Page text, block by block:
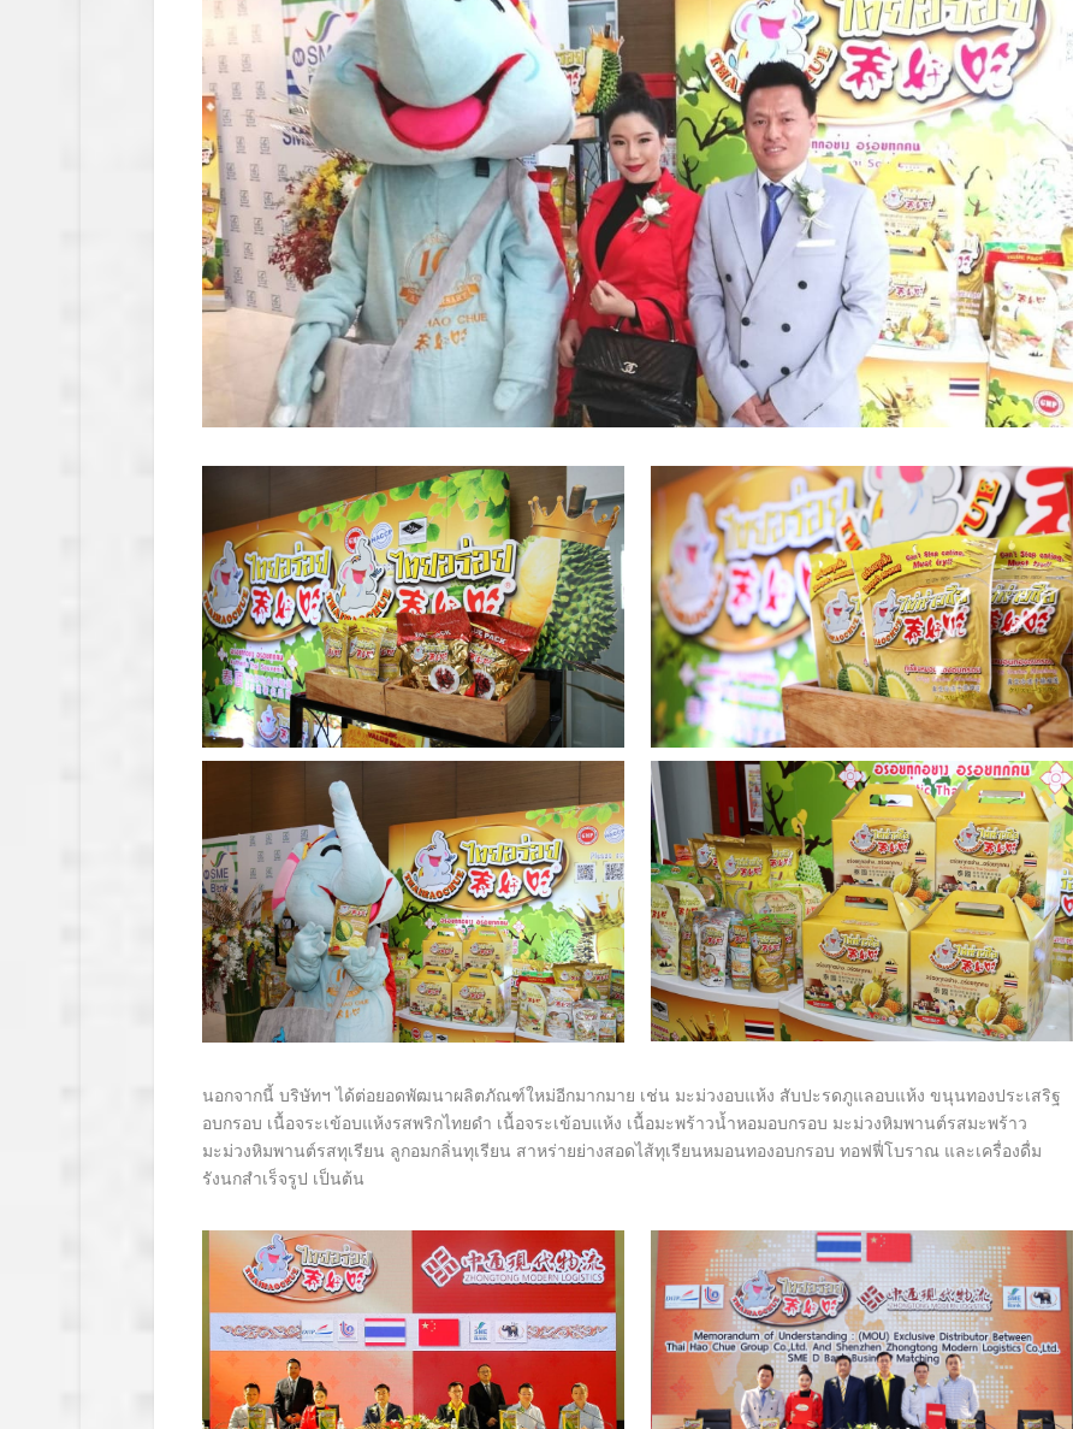
นอกจากนี้ บริษัทฯ ได้ต่อยอดพัฒนาผลิตภัณฑ์ใหม่อีกมากมาย เช่น มะม่วงอบแห้ง สับปะรดภูแลอบแห้ง ขนุนทองประเสริฐ
อบกรอบ เนื้อจระเข้อบแห้งรสพริกไทยดำ เนื้อจระเข้อบแห้ง เนื้อมะพร้าวน้ำหอมอบกรอบ มะม่วงหิมพานต์รสมะพร้าว
มะม่วงหิมพานต์รสทุเรียน ลูกอมกลิ่นทุเรียน สาหร่ายย่างสอดไส้ทุเรียนหมอนทองอบกรอบ ทอฟฟี่โบราณ และเครื่องดื่ม
รังนกสำเร็จรูป เป็นต้น